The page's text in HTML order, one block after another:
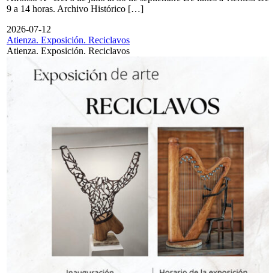
9 a 14 horas. Archivo Histórico […]
2026-07-12
Atienza. Exposición. Reciclavos
Atienza. Exposición. Reciclavos